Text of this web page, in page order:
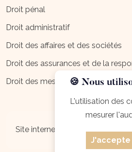
Droit pénal
Droit administratif
Droit des affaires et des sociétés
Droit des assurances et de la
Droit des mesures d'exécution
Site internet créé par
🍪 Nous
L'utilisation des
mesurer
J'accepte